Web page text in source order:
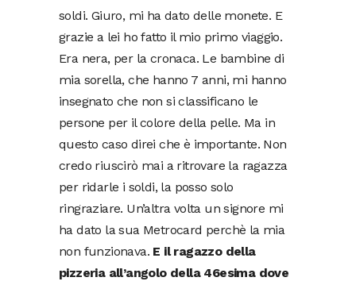
soldi. Giuro, mi ha dato delle monete. E
grazie a lei ho fatto il mio primo viaggio.
Era nera, per la cronaca. Le bambine di
mia sorella, che hanno 7 anni, mi hanno
insegnato che non si classificano le
persone per il colore della pelle. Ma in
questo caso direi che è importante. Non
credo riuscirò mai a ritrovare la ragazza
per ridarle i soldi, la posso solo
ringraziare. Un’altra volta un signore mi
ha dato la sua Metrocard perchè la mia
non funzionava. E il ragazzo della
pizzeria all’angolo della 46esima dove